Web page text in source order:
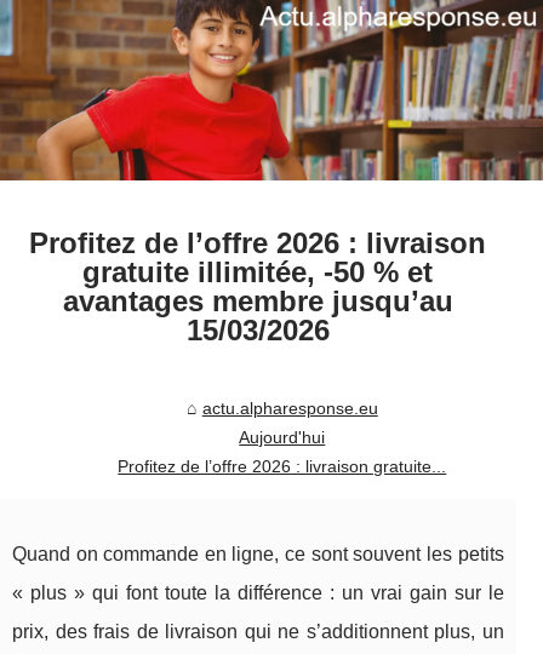
Profitez de l’offre 2026 : livraison
gratuite illimitée, -50 % et
avantages membre jusqu’au
15/03/2026
actu.alpharesponse.eu
Aujourd'hui
Profitez de l’offre 2026 : livraison gratuite...
Quand on commande en ligne, ce sont souvent les petits
« plus » qui font toute la différence : un vrai gain sur le
prix, des frais de livraison qui ne s’additionnent plus, un